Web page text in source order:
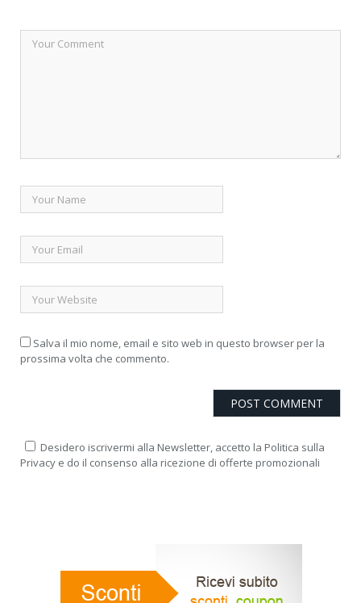
Salva il mio nome, email e sito web in questo browser per la
prossima volta che commento.
Desidero iscrivermi alla Newsletter, accetto la Politica sulla
Privacy e do il consenso alla ricezione di offerte promozionali